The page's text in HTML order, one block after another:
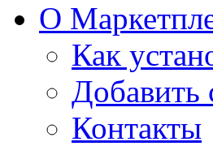
О
Как
Добавить
Контакты